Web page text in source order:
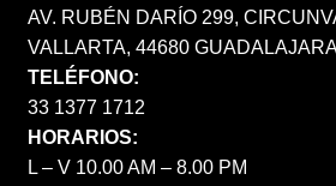
AV. RUBÉN DARÍO 299,
VALLARTA, 44680
TELÉFONO:
33 1377 1712
HORARIOS:
L – V 10.00 AM – 8.00 PM